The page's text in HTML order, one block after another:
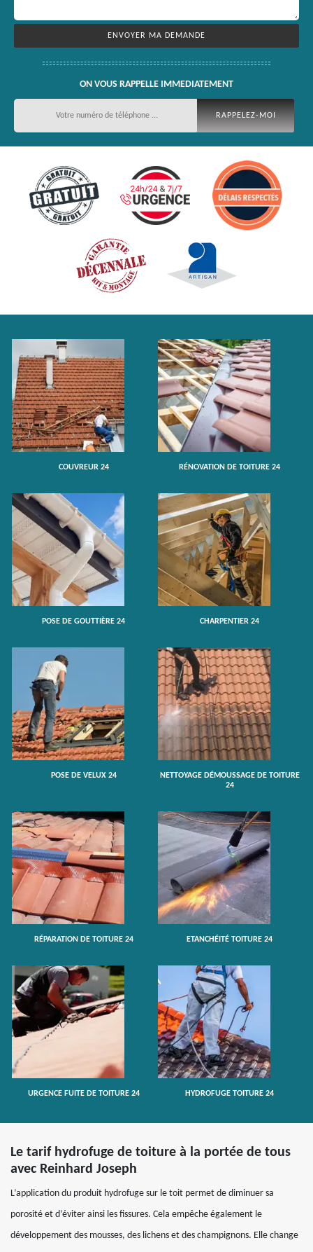
ON VOUS RAPPELLE IMMEDIATEMENT
COUVREUR 24 RÉNOVATION DE TOITURE 24
POSE DE GOUTTIÈRE 24 CHARPENTIER 24
POSE DE VELUX 24
NETTOYAGE DÉMOUSSAGE DE TOITURE
24
RÉPARATION DE TOITURE 24 ETANCHÉITÉ TOITURE 24
URGENCE FUITE DE TOITURE 24 HYDROFUGE TOITURE 24
Le tarif hydrofuge de toiture à la portée de tous
avec Reinhard Joseph
L’application du produit hydrofuge sur le toit permet de diminuer sa
porosité et d’éviter ainsi les fissures. Cela empêche également le
développement des mousses, des lichens et des champignons. Elle change